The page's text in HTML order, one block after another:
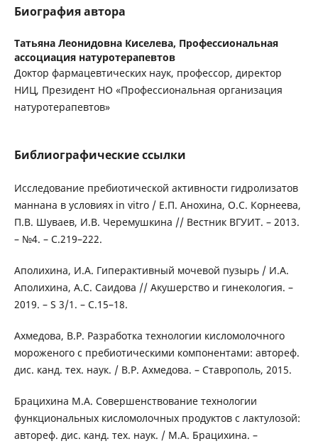
Биография автора
Татьяна Леонидовна Киселева, Профессиональная
ассоциация натуротерапевтов
Доктор фармацевтических наук, профессор, директор
НИЦ, Президент НО «Профессиональная организация
натуротерапевтов»
Библиографические ссылки
Исследование пребиотической активности гидролизатов
маннана в условиях in vitro / Е.П. Анохина, О.С. Корнеева,
П.В. Шуваев, И.В. Черемушкина // Вестник ВГУИТ. – 2013.
– №4. – С.219–222.
Аполихина, И.А. Гиперактивный мочевой пузырь / И.А.
Аполихина, А.С. Саидова // Акушерство и гинекология. –
2019. – S 3/1. – С.15–18.
Ахмедова, В.Р. Разработка технологии кисломолочного
мороженого с пребиотическими компонентами: автореф.
дис. канд. тех. наук. / В.Р. Ахмедова. – Ставрополь, 2015.
Брацихина М.А. Совершенствование технологии
функциональных кисломолочных продуктов с лактулозой:
автореф. дис. канд. тех. наук. / М.А. Брацихина. –